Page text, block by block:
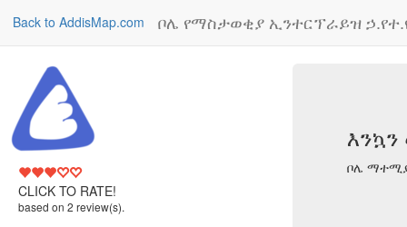
Back to AddisMap.com ቦሌ የማስታወቂያ ኢንተርፕራይዝ
3.5
CLICK TO RATE!
based on 2 review(s).
ቦሌ